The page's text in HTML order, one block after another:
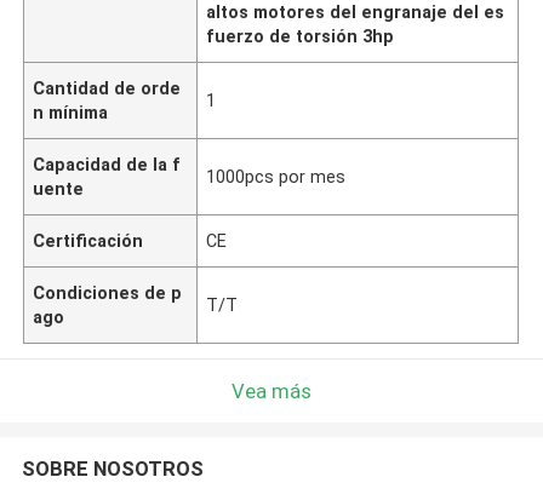
altos motores del engranaje del es
fuerzo de torsión 3hp
Cantidad de orde
n mínima
1
Capacidad de la f
uente
1000pcs por mes
Certificación CE
Condiciones de p
ago
T/T
Vea más
SOBRE NOSOTROS